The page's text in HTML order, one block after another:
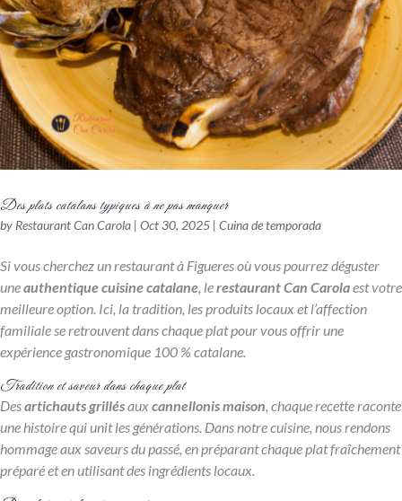
Des plats catalans typiques à ne pas manquer
by Restaurant Can Carola | Oct 30, 2025 | Cuina de temporada
Si vous cherchez un restaurant à Figueres où vous pourrez déguster
uneauthentique cuisine catalane, lerestaurant Can Carolaest votre
meilleure option. Ici, la tradition, les produits locaux et l’affection
familiale se retrouvent dans chaque plat pour vous offrir une
expérience gastronomique 100 % catalane.
Tradition et saveur dans chaque plat
Desartichauts grillésauxcannellonis maison, chaque recette raconte
une histoire qui unit les générations. Dans notre cuisine, nous rendons
hommage aux saveurs du passé, en préparant chaque plat fraîchement
préparé et en utilisant des ingrédients locaux.